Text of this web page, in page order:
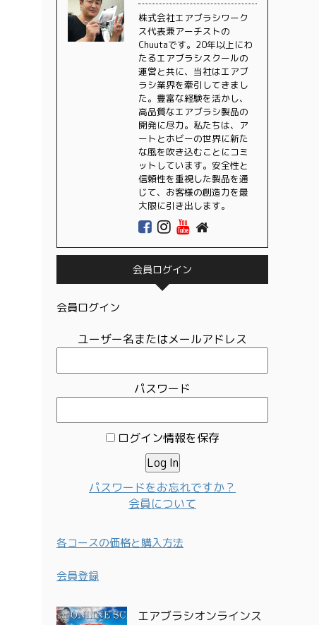
株式会社エアブラシワーク
ス代表兼アーチストの
Chuutaです。20年以上にわ
たるエアブラシスクールの
運営と共に、当社はエアブ
ラシ業界を牽引してきまし
た。豊富な経験を活かし、
高品質なエアブラシ製品の
開発に尽力。私たちは、ア
ートとホビーの世界に新た
な風を吹き込むことにコミ
ットしています。安全性と
信頼性を重視した製品を通
じて、お客様の創造力を最
大限に引き出します。
会員ログイン
会員ログイン
ユーザー名またはメールアドレス
パスワード
ログイン情報を保存
パスワードをお忘れですか？
会員について
各コースの価格と購入方法
会員登録
エアブラシオンラインス